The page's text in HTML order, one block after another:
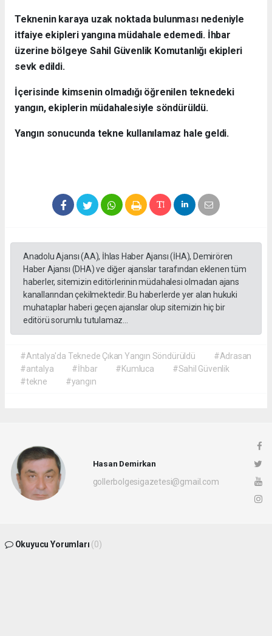
Teknenin karaya uzak noktada bulunması nedeniyle
itfaiye ekipleri yangına müdahale edemedi. İhbar
üzerine bölgeye Sahil Güvenlik Komutanlığı ekipleri
sevk edildi.
İçerisinde kimsenin olmadığı öğrenilen teknedeki
yangın, ekiplerin müdahalesiyle söndürüldü.
Yangın sonucunda tekne kullanılamaz hale geldi.
Anadolu Ajansı (AA), İhlas Haber Ajansı (İHA), Demirören
Haber Ajansı (DHA) ve diğer ajanslar tarafından eklenen tüm
haberler, sitemizin editörlerinin müdahalesi olmadan ajans
kanallarından çekilmektedir. Bu haberlerde yer alan hukuki
muhataplar haberi geçen ajanslar olup sitemizin hiç bir
editörü sorumlu tutulamaz...
#Antalya'da Teknede Çıkan Yangın Söndürüldü
#Adrasan
#antalya
#İhbar #Kumluca
#Sahil Güvenlik
#tekne
#yangın
Hasan Demirkan
gollerbolgesigazetesi@gmail.com
Okuyucu Yorumları (0)